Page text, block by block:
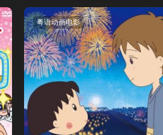
粤语动画电影